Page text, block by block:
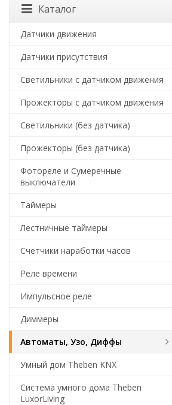
Каталог
Датчики движения
Датчики присутствия
Светильники с датчиком движения
Прожекторы с датчиком движения
Светильники (без датчика)
Прожекторы (без датчика)
Фотореле и Сумеречные
выключатели
Таймеры
Лестничные таймеры
Счетчики наработки часов
Реле времени
Импульсное реле
Диммеры
Автоматы, Узо, Диффы
Умный дом Theben KNX
Система умного дома Theben
LuxorLiving